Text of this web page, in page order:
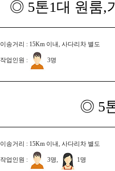
◎ 5톤1대 원룸,
이송거리 : 15Km 이내, 사다리차 별도
작업인원 : 3명
◎ 5
이송거리 : 15Km 이내, 사다리차 별도
작업인원 : 3명, 1명